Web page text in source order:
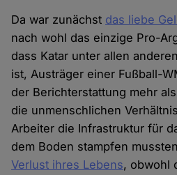
Da war zunächst das liebe
nach wohl das einzige Pro-
dass Katar unter allen
ist, Austräger einer Fußball-
der Berichterstattung mehr
die unmenschlichen
Arbeiter die Infrastruktur für
dem Boden stampfen
Verlust ihres Lebens, obwohl